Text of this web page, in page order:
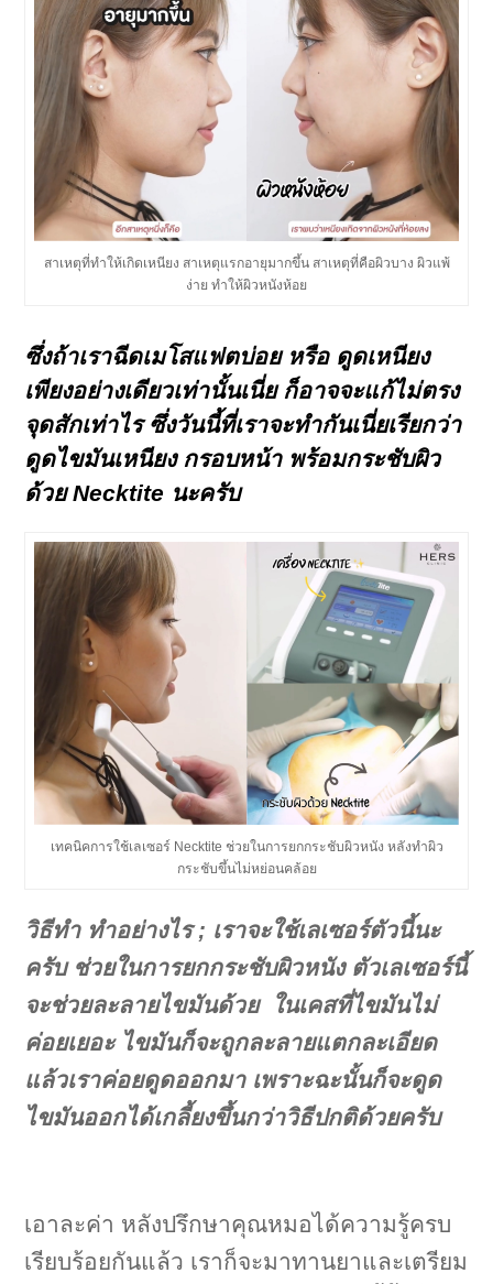
สาเหตุที่ทำให้เกิดเหนียง สาเหตุแรกอายุมากขึ้น สาเหตุที่คือผิวบาง ผิวแพ้
ง่าย ทำให้ผิวหนังห้อย
ซึ่งถ้าเราฉีดเมโสแฟตบ่อย หรือ ดูดเหนียง
เพียงอย่างเดียวเท่านั้นเนี่ย ก็อาจจะแก้ไม่ตรง
จุดสักเท่าไร ซึ่งวันนี้ที่เราจะทำกันเนี่ยเรียกว่า
ดูดไขมันเหนียง กรอบหน้า พร้อมกระชับผิว
ด้วย Necktite นะครับ
เทคนิคการใช้เลเซอร์ Necktite ช่วยในการยกกระชับผิวหนัง หลังทำผิว
กระชับขึ้นไม่หย่อนคล้อย
วิธีทำ ทำอย่างไร ; เราจะใช้เลเซอร์ตัวนี้นะ
ครับ ช่วยในการยกกระชับผิวหนัง ตัวเลเซอร์นี้
จะช่วยละลายไขมันด้วย ในเคสที่ไขมันไม่
ค่อยเยอะ ไขมันก็จะถูกละลายแตกละเอียด
แล้วเราค่อยดูดออกมา เพราะฉะนั้นก็จะดูด
ไขมันออกได้เกลี้ยงขึ้นกว่าวิธีปกติด้วยครับ
เอาละค่า หลังปรึกษาคุณหมอได้ความรู้ครบ
เรียบร้อยกันแล้ว เราก็จะมาทานยาและเตรียม